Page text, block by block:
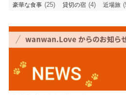
豪華な食事 (25) 貸切の宿 (4) 近場旅